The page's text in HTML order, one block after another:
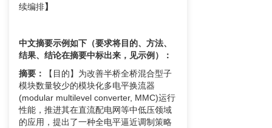
续编排】
中文摘要示例如下（要求将目的、方法、
结果、结论在摘要中标出来，见示例）：
摘要：
【目的】为改善半桥全桥混合型子
模块数量较少的模块化多电平换流器
(modular multilevel converter, MMC)运行
性能，推进其在直流配电网等中低压领域
的应用，提出了一种全电平逼近调制策略